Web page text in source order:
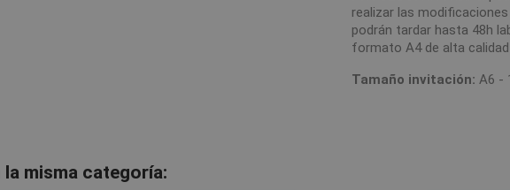
realizar las
podrán tardar hasta 48h
formato A4 de alta
Tamaño invitación: A6 -
misma categoría: